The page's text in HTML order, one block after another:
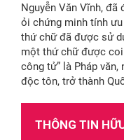
Nguyễn Văn Vĩnh,
ỏi chứng minh tính
thứ chữ đã được sử
một thứ chữ được coi
công tử” là Pháp
độc tôn, trở thành
THÔNG TIN